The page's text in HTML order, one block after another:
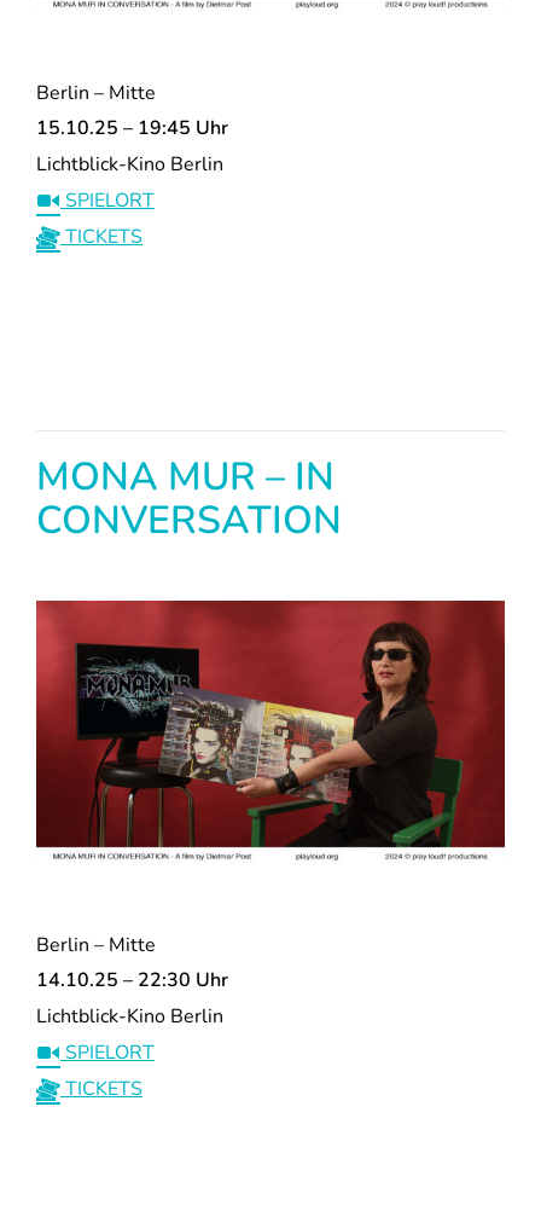
Berlin – Mitte
15.10.25 – 19:45 Uhr
Lichtblick-Kino Berlin
SPIELORT
TICKETS
MONA MUR – IN
CONVERSATION
Berlin – Mitte
14.10.25 – 22:30 Uhr
Lichtblick-Kino Berlin
SPIELORT
TICKETS